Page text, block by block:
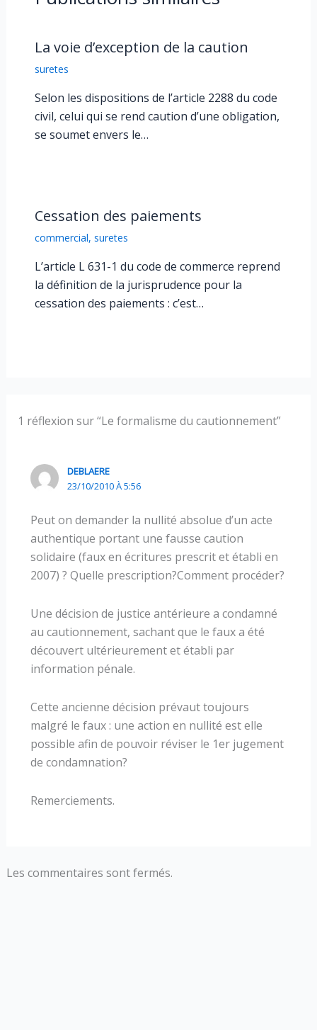
La voie d’exception de la caution
suretes
Selon les dispositions de l’article 2288 du code
civil, celui qui se rend caution d’une obligation,
se soumet envers le…
Cessation des paiements
commercial, suretes
L’article L 631-1 du code de commerce reprend
la définition de la jurisprudence pour la
cessation des paiements : c’est…
1 réflexion sur “Le formalisme du cautionnement”
DEBLAERE
23/10/2010 À 5:56
Peut on demander la nullité absolue d’un acte
authentique portant une fausse caution
solidaire (faux en écritures prescrit et établi en
2007) ? Quelle prescription?Comment procéder?
Une décision de justice antérieure a condamné
au cautionnement, sachant que le faux a été
découvert ultérieurement et établi par
information pénale.
Cette ancienne décision prévaut toujours
malgré le faux : une action en nullité est elle
possible afin de pouvoir réviser le 1er jugement
de condamnation?
Remerciements.
Les commentaires sont fermés.